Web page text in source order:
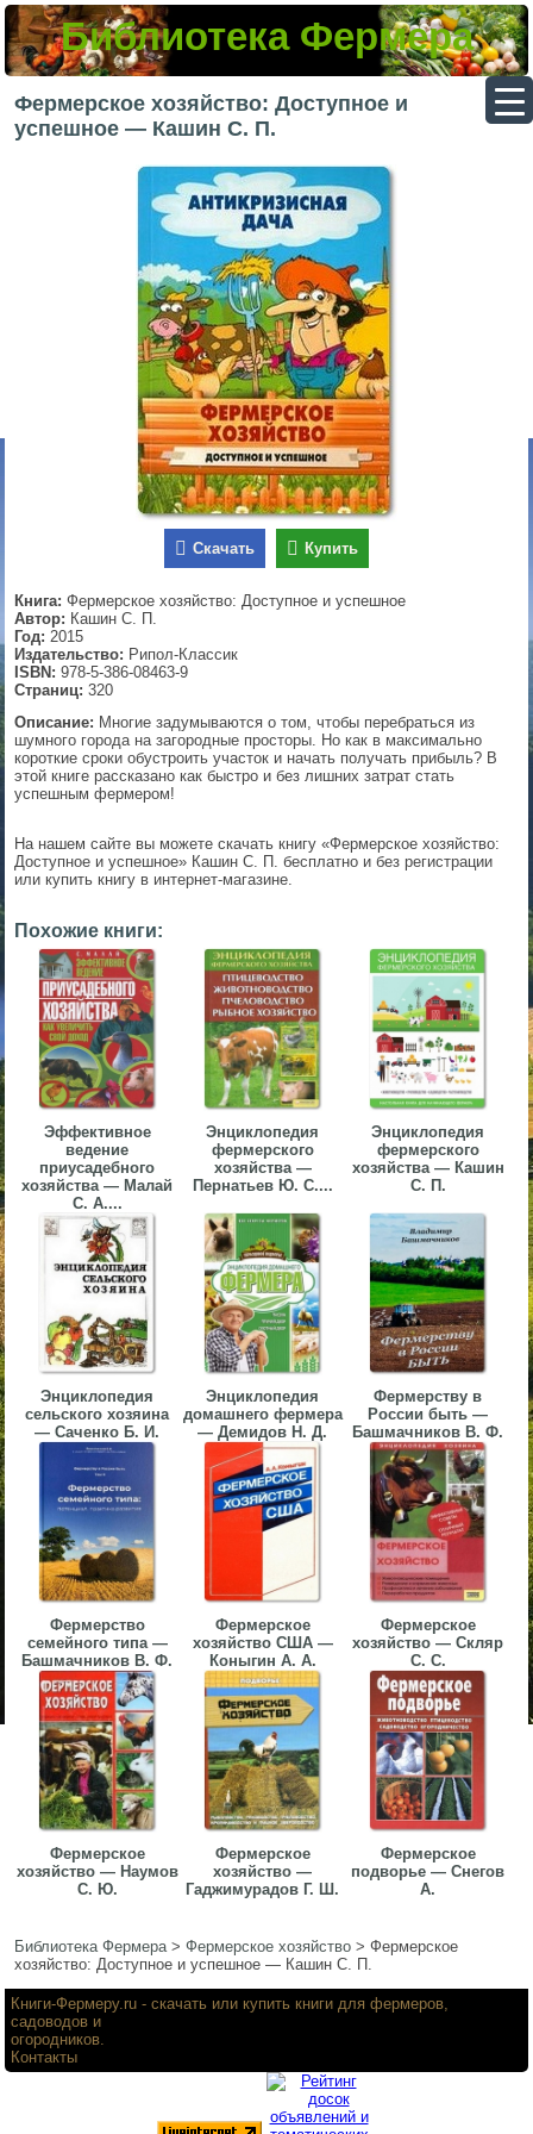
Библиотека Фермера
Фермерское хозяйство: Доступное и
успешное — Кашин С. П.
Скачать Купить
Книга: Фермерское хозяйство: Доступное и успешное
Автор: Кашин С. П.
Год: 2015
Издательство: Рипол-Классик
ISBN: 978-5-386-08463-9
Страниц: 320
Описание: Многие задумываются о том, чтобы перебраться из
шумного города на загородные просторы. Но как в максимально
короткие сроки обустроить участок и начать получать прибыль? В
этой книге рассказано как быстро и без лишних затрат стать
успешным фермером!
На нашем сайте вы можете скачать книгу «Фермерское хозяйство:
Доступное и успешное» Кашин С. П. бесплатно и без регистрации
или купить книгу в интернет-магазине.
Похожие книги:
Эффективное
ведение
приусадебного
хозяйства — Малай
С. А....
Энциклопедия
фермерского
хозяйства —
Пернатьев Ю. С....
Энциклопедия
фермерского
хозяйства — Кашин
С. П.
Энциклопедия
сельского хозяина
— Саченко Б. И.
Энциклопедия
домашнего фермера
— Демидов Н. Д.
Фермерству в
России быть —
Башмачников В. Ф.
Фермерство
семейного типа —
Башмачников В. Ф.
Фермерское
хозяйство США —
Коныгин А. А.
Фермерское
хозяйство — Скляр
С. С.
Фермерское
хозяйство — Наумов
С. Ю.
Фермерское
хозяйство —
Гаджимурадов Г. Ш.
Фермерское
подворье — Снегов
А.
Библиотека Фермера>Фермерское хозяйство >Фермерское
хозяйство: Доступное и успешное — Кашин С. П.
▼
▼
▼
▼
▼
▼
Книги-Фермеру.ru - скачать или купить книги для фермеров,
садоводов и
огородников.
Контакты